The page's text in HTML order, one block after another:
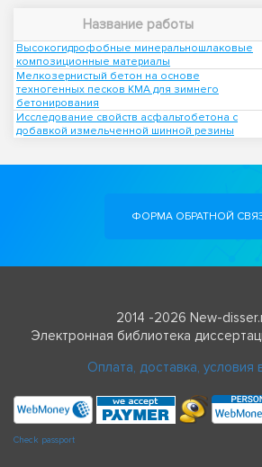
Название работы
Высокогидрофобные минеральношлаковые
композиционные материалы
Мелкозернистый бетон на основе
техногенных песков КМА для зимнего
бетонирования
Исследование свойств асфальтобетона с
добавкой измельченной шинной резины
ФОРМА ОБРАТНОЙ
2014 -2026 New-
Электронная библиотека
Оплата, доставка, условия
Check passport